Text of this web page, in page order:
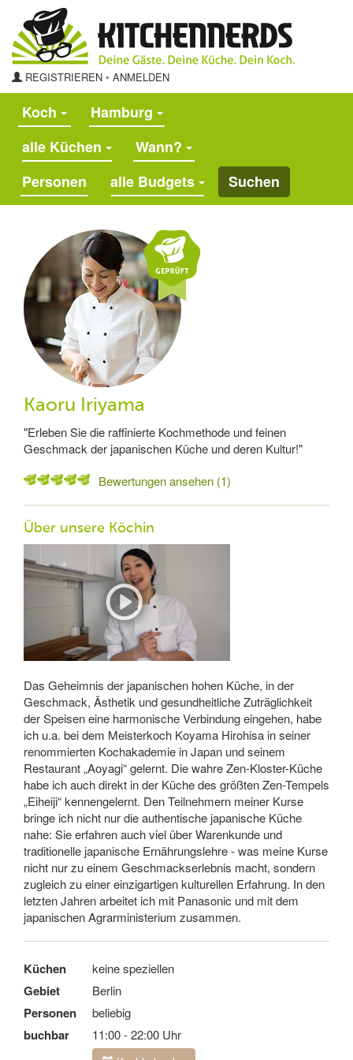
REGISTRIEREN ◦ ANMELDEN
Koch
Hamburg
alle Küchen
Wann?
alle Budgets
Suchen
Kaoru Iriyama
"Erleben Sie die raffinierte Kochmethode und feinen
Geschmack der japanischen Küche und deren Kultur!"
Bewertungen ansehen (1)
Über unsere Köchin
Das Geheimnis der japanischen hohen Küche, in der
Geschmack, Ästhetik und gesundheitliche Zuträglichkeit
der Speisen eine harmonische Verbindung eingehen, habe
ich u.a. bei dem Meisterkoch Koyama Hirohisa in seiner
renommierten Kochakademie in Japan und seinem
Restaurant „Aoyagi“ gelernt. Die wahre Zen-Kloster-Küche
habe ich auch direkt in der Küche des größten Zen-Tempels
„Eiheiji“ kennengelernt. Den Teilnehmern meiner Kurse
bringe ich nicht nur die authentische japanische Küche
nahe: Sie erfahren auch viel über Warenkunde und
traditionelle japanische Ernährungslehre - was meine Kurse
nicht nur zu einem Geschmackserlebnis macht, sondern
zugleich zu einer einzigartigen kulturellen Erfahrung. In den
letzten Jahren arbeitet ich mit Panasonic und mit dem
japanischen Agrarministerium zusammen.
Küchen keine speziellen
Gebiet Berlin
Personen beliebig
buchbar 11:00 - 22:00 Uhr